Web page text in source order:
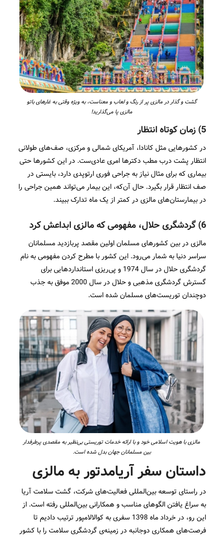
گشت و گذار در مالزی پر از رنگ و لعاب و معناست، به ویژه وقتی به غارهای باتو
مالزی پا می‌گذارید!
5) زمان کوتاه انتظار
در کشورهایی مثل کانادا، آمریکای شمالی و مرکزی، صف‌های طولانی
انتظار پشت درب مطب دکترها امری عادی‌ست. در این کشورها حتی
بیماری که برای مثال نیاز به جراحی فوری ارتوپدی دارد، بایستی در
صف انتظار قرار بگیرد. حال آن‌که، این بیمار می‌تواند همین جراحی را
در بیمارستان‌های مالزی در کمتر از یک ماه تدارک ببیند.
6) گردشگری حلال، مفهومی که مالزی ابداعش کرد
مالزی در بین کشورهای مسلمان اولین مقصد پربازدید مسلمانان
سراسر دنیا به شمار می‌رود. این کشور با مطرح کردن مفهومی به نام
گردشگری حلال در سال 1974 و پی‌ریزی استانداردهایی برای
گسترش گردشگری مذهبی و حلال در سال 2000 موفق به جذب
دوچندان توریست‌های مسلمان شده است.
مالزی با هویت اسلامی خود و با ارائه خدمات توریستی بی‌نظیر به مقصدی پرطرفدار
بین مسلمانان جهان بدل شده است.
داستان سفر آریامدتور به مالزی
در راستای توسعه بین‌المللی فعالیت‌های شرکت، گشت سلامت آریا
به سراغ یافتن الگوهای مناسب و همکارانی بین‌المللی رفته است. از
این رو، در خرداد ماه 1398 سفری به کوالالامپور ترتیب دادیم تا
فرصت‌های همکاری دوجانبه در زمینه‌ی گردشگری سلامت را با کشور